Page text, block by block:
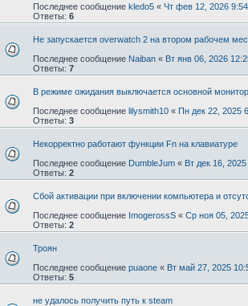
Последнее сообщение kledo5 « Чт фев 12, 2026 9:54
Ответы: 6
Не запускается overwatch 2 на втором рабочем
Последнее сообщение Naiban « Вт янв 06, 2026
Ответы: 7
В режиме ожидания выключается основной
Последнее сообщение lilysmith10 « Пн дек 22, 2025
Ответы: 3
Некорректно работают функции Fn на клавиатуре
Последнее сообщение DumbleJum « Вт дек 16,
Ответы: 2
Сбой активации при включении компьютера и
Последнее сообщение ImogerossS « Ср ноя 05,
Ответы: 2
Троян
Последнее сообщение puaone « Вт май 27, 2025
Ответы: 5
не удалось получить путь к steam